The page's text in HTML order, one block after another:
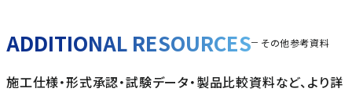
ADDITIONAL RESOURCES その他参考資料
施工仕様・形式承認・試験データ・製品比較資料など、より詳